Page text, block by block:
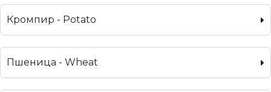
Кромпир - Potato
Пшеница - Wheat